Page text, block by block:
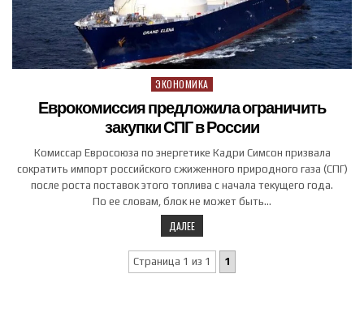
Posted in
ЭКОНОМИКА
Еврокомиссия предложила ограничить
закупки СПГ в России
Комиссар Евросоюза по энергетике Кадри Симсон призвала
сократить импорт российского сжиженного природного газа (СПГ)
после роста поставок этого топлива с начала текущего года.
По ее словам, блок не может быть…
ДАЛЕЕ
Страница 1 из 1 1